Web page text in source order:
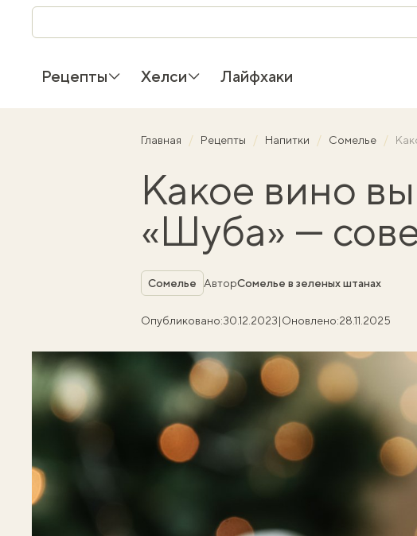
Рецепты Хелси Лайфхаки
Главная Рецепты Напитки Сомелье
Какое вино
«Шуба» —
Рубрика
Сомелье АвторСомелье в зеленых штанах
Опубликовано:30.12.2023|Оновлено:28.11.2025